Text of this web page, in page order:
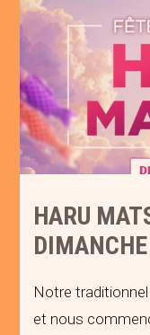
HARU
Notre
et nous